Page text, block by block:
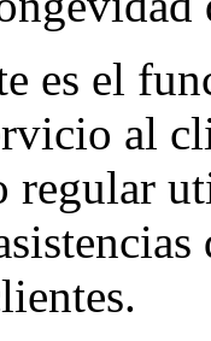
es el
al
regular